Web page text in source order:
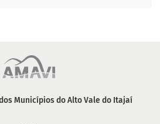
Municípios do Alto Vale do Itajaí